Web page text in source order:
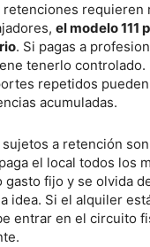
retenciones requieren
el modelo 111
. Si pagas a
tenerlo controlado.
repetidos
acumuladas.
a retención
el local todos los
gasto fijo y se olvida
idea. Si el alquiler
entrar en el circuito